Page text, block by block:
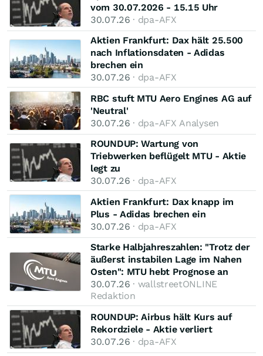
vom 30.07.2026 - 15.15 Uhr
30.07.26 · dpa-AFX
Aktien Frankfurt: Dax hält 25.500
nach Inflationsdaten - Adidas
brechen ein
30.07.26 · dpa-AFX
RBC stuft MTU Aero Engines AG auf
'Neutral'
30.07.26 · dpa-AFX Analysen
ROUNDUP: Wartung von
Triebwerken beflügelt MTU - Aktie
legt zu
30.07.26 · dpa-AFX
Aktien Frankfurt: Dax knapp im
Plus - Adidas brechen ein
30.07.26 · dpa-AFX
Starke Halbjahreszahlen: "Trotz der
äußerst instabilen Lage im Nahen
Osten": MTU hebt Prognose an
30.07.26 · wallstreetONLINE
Redaktion
ROUNDUP: Airbus hält Kurs auf
Rekordziele - Aktie verliert
30.07.26 · dpa-AFX